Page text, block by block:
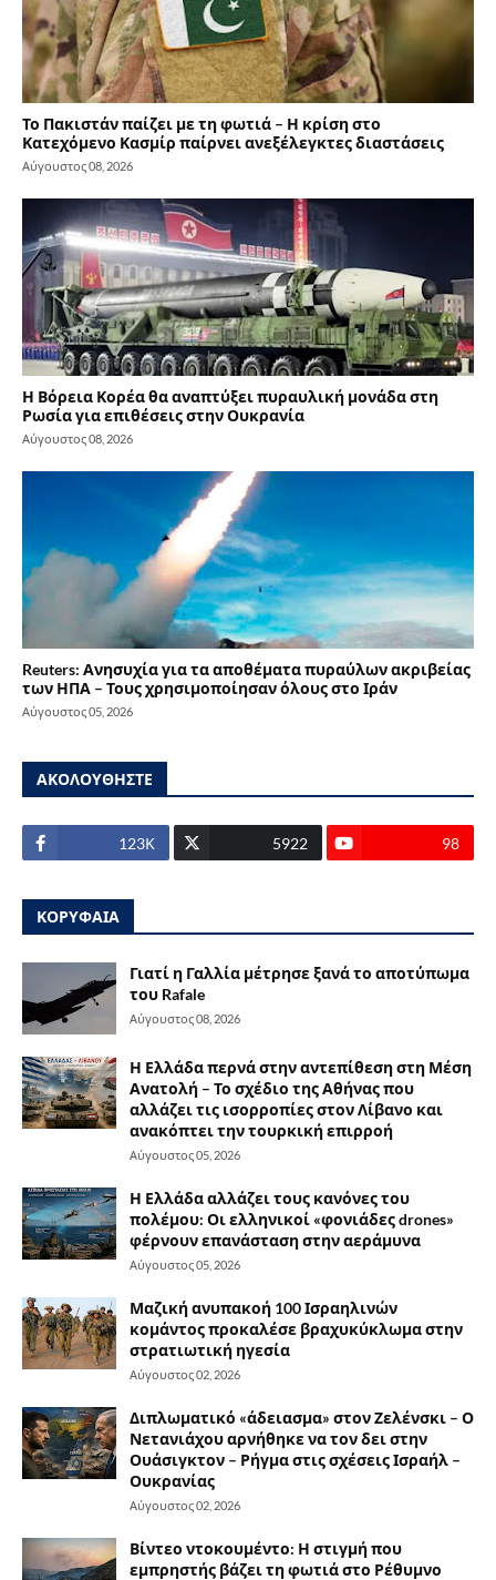
Το Πακιστάν παίζει με τη φωτιά – Η κρίση στο
Κατεχόμενο Κασμίρ παίρνει ανεξέλεγκτες διαστάσεις
Αύγουστος 08, 2026
Η Βόρεια Κορέα θα αναπτύξει πυραυλική μονάδα στη
Ρωσία για επιθέσεις στην Ουκρανία
Αύγουστος 08, 2026
Reuters: Ανησυχία για τα αποθέματα πυραύλων ακριβείας
των ΗΠΑ – Τους χρησιμοποίησαν όλους στο Ιράν
Αύγουστος 05, 2026
ΑΚΟΛΟΥΘΗΣΤΕ
123Κ 5922 98
ΚΟΡΥΦΑΙΑ
Γιατί η Γαλλία μέτρησε ξανά το αποτύπωμα
του Rafale
Αύγουστος 08, 2026
Η Ελλάδα περνά στην αντεπίθεση στη Μέση
Ανατολή – Το σχέδιο της Αθήνας που
αλλάζει τις ισορροπίες στον Λίβανο και
ανακόπτει την τουρκική επιρροή
Αύγουστος 05, 2026
Η Ελλάδα αλλάζει τους κανόνες του
πολέμου: Οι ελληνικοί «φονιάδες drones»
φέρνουν επανάσταση στην αεράμυνα
Αύγουστος 05, 2026
Μαζική ανυπακοή 100 Ισραηλινών
κομάντος προκαλέσε βραχυκύκλωμα στην
στρατιωτική ηγεσία
Αύγουστος 02, 2026
Διπλωματικό «άδειασμα» στον Ζελένσκι – Ο
Νετανιάχου αρνήθηκε να τον δει στην
Ουάσιγκτον – Ρήγμα στις σχέσεις Ισραήλ –
Ουκρανίας
Αύγουστος 02, 2026
Βίντεο ντοκουμέντο: Η στιγμή που
εμπρηστής βάζει τη φωτιά στο Ρέθυμνο